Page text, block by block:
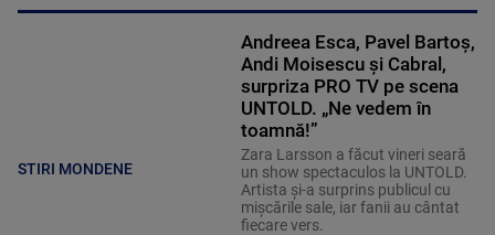
STIRI MONDENE
Andreea Esca, Pavel Bartoș,
Andi Moisescu și Cabral,
surpriza PRO TV pe scena
UNTOLD. „Ne vedem în
toamnă!”
Zara Larsson a făcut vineri seară
un show spectaculos la UNTOLD.
Artista și-a surprins publicul cu
mișcările sale, iar fanii au cântat
fiecare vers.